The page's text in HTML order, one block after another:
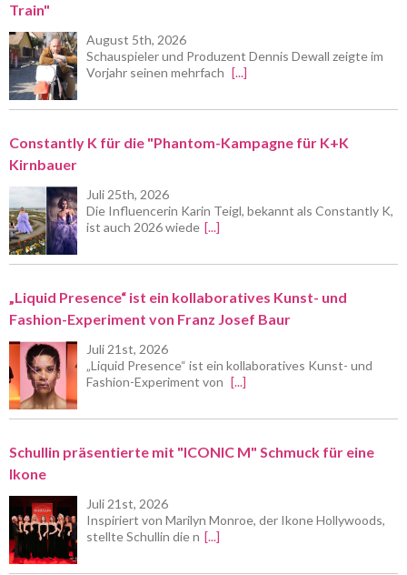
Train"
August 5th, 2026
Schauspieler und Produzent Dennis Dewall zeigte im
Vorjahr seinen mehrfach [...]
Constantly K für die "Phantom-Kampagne für K+K
Kirnbauer
Juli 25th, 2026
Die Influencerin Karin Teigl, bekannt als Constantly K,
ist auch 2026 wiede [...]
„Liquid Presence“ ist ein kollaboratives Kunst- und
Fashion-Experiment von Franz Josef Baur
Juli 21st, 2026
„Liquid Presence“ ist ein kollaboratives Kunst- und
Fashion-Experiment von [...]
Schullin präsentierte mit "ICONIC M" Schmuck für eine
Ikone
Juli 21st, 2026
Inspiriert von Marilyn Monroe, der Ikone Hollywoods,
stellte Schullin die n [...]